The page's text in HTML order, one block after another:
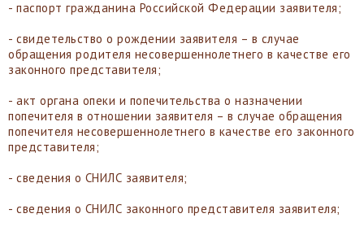
- паспорт гражданина Российской Федерации заявителя;
- свидетельство о рождении заявителя – в случае
обращения родителя несовершеннолетнего в качестве его
законного представителя;
- акт органа опеки и попечительства о назначении
попечителя в отношении заявителя – в случае обращения
попечителя несовершеннолетнего в качестве его законного
представителя;
- сведения о СНИЛС заявителя;
- сведения о СНИЛС законного представителя заявителя;